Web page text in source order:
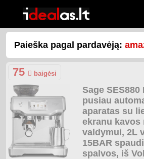
Paieška pagal pardavėją:
75 baigėsi
Sage
pusiau
aparatas su
ekranu kavos
valdymui, 2L
15BAR
spalvos, iš